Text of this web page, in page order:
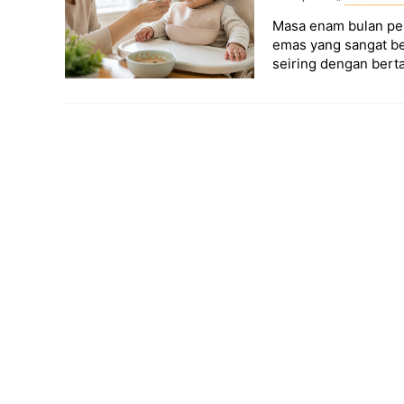
Masa enam bulan
emas yang sangat
seiring dengan